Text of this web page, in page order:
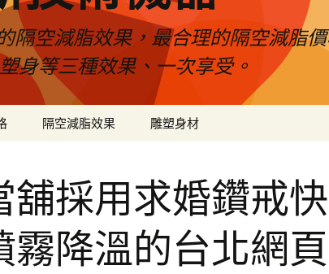
隔空減脂效果，最合理的隔空減脂
身等三種效果、一次享受。
隔空減脂效果 雕塑身材
舖採用求婚鑽戒快
霧降溫的台北網頁